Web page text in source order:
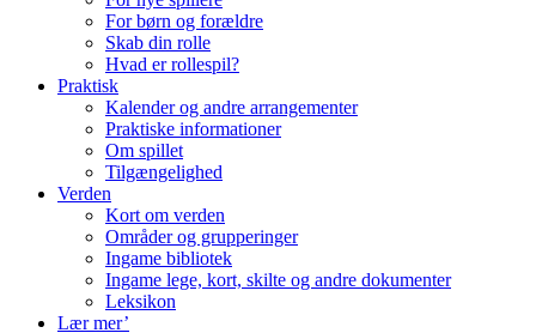
For børn og forældre
Skab din rolle
Hvad er rollespil?
Praktisk
Kalender og andre arrangementer
Praktiske informationer
Om spillet
Tilgængelighed
Verden
Kort om verden
Områder og grupperinger
Ingame bibliotek
Ingame lege, kort, skilte og andre dokumenter
Leksikon
Lær mer’